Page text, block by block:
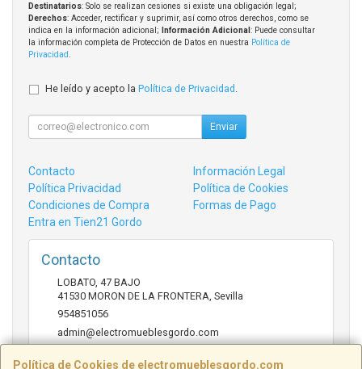
Política de Cookies de electromueblesgordo.com
Destinatarios: Solo se realizan cesiones si existe una obligación legal;
Derechos: Acceder, rectificar y suprimir, así como otros derechos, como se
indica en la información adicional;
Información Adicional : Puede consultar
la información completa de Protección de Datos en nuestra Política de
Privacidad
He leído y acepto la Política de Privacidad
Enviar
Contacto
Información Legal
Política Privacidad
Política de Cookies
Condiciones de Compra
Formas de Pago
Entra en Tien21 Gordo
Contacto
LOBATO, 47 BAJO
41530 MORON DE LA FRONTERA Sevilla
954851056
admin@electromueblesgordo.com